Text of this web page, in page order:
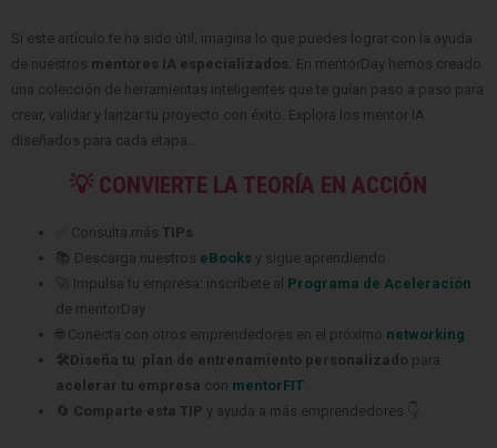
Si este artículo te ha sido útil, imagina lo que puedes lograr con la ayuda
de nuestros mentores IA especializados En mentorDay hemos creado
una colección de herramientas inteligentes que te guían paso a paso para
crear, validar y lanzar tu proyecto con éxito. Explora los mentor IA
diseñados para cada etapa..
💡 CONVIERTE LA TEORÍA EN ACCIÓN
✅ Consulta más TIPs
📚 Descarga nuestros eBooks y sigue aprendiendo
🚀 Impulsa tu empresa: inscríbete al Programa de Aceleración
de mentorDay
🌐 Conecta con otros emprendedores en el próximo networking
🛠️Diseña tu plan de entrenamiento personalizado para
acelerar tu empresa con mentorFIT
🔄 Comparte esta TIP y ayuda a más emprendedores 👇